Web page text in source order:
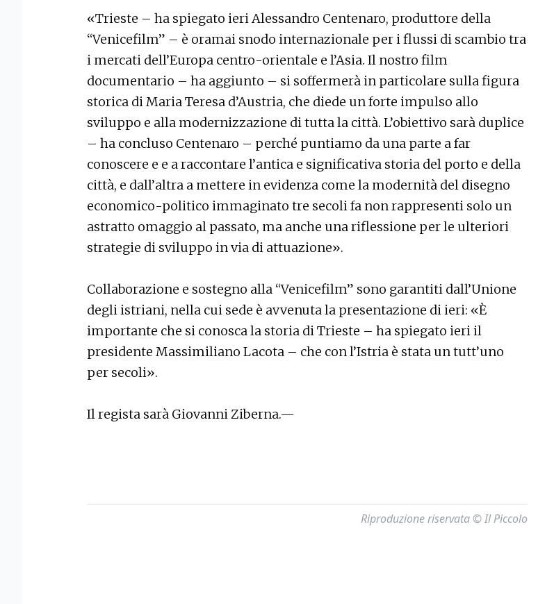
«Trieste – ha spiegato ieri Alessandro Centenaro, produttore della
“Venicefilm” – è oramai snodo internazionale per i flussi di scambio tra
i mercati dell’Europa centro-orientale e l’Asia. Il nostro film
documentario – ha aggiunto – si soffermerà in particolare sulla figura
storica di Maria Teresa d’Austria, che diede un forte impulso allo
sviluppo e alla modernizzazione di tutta la città. L’obiettivo sarà duplice
– ha concluso Centenaro – perché puntiamo da una parte a far
conoscere e e a raccontare l’antica e significativa storia del porto e della
città, e dall’altra a mettere in evidenza come la modernità del disegno
economico-politico immaginato tre secoli fa non rappresenti solo un
astratto omaggio al passato, ma anche una riflessione per le ulteriori
strategie di sviluppo in via di attuazione».
Collaborazione e sostegno alla “Venicefilm” sono garantiti dall’Unione
degli istriani, nella cui sede è avvenuta la presentazione di ieri: «È
importante che si conosca la storia di Trieste – ha spiegato ieri il
presidente Massimiliano Lacota – che con l’Istria è stata un tutt’uno
per secoli».
Il regista sarà Giovanni Ziberna.—
Riproduzione riservata © Il Piccolo